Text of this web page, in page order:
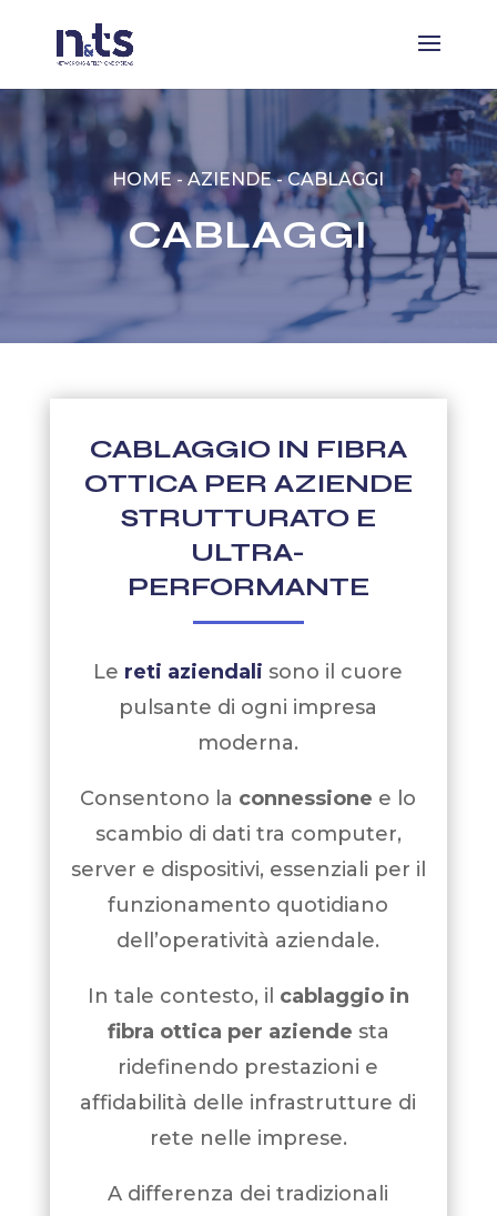
HOME-AZIENDE-CABLAGGI
CABLAGGI
CABLAGGIO IN FIBRA
OTTICA PER AZIENDE
STRUTTURATO E
ULTRA-
PERFORMANTE
Le reti aziendali sono il cuore
pulsante di ogni impresa
moderna.
Consentono la connessione e lo
scambio di dati tra computer,
server e dispositivi, essenziali per il
funzionamento quotidiano
dell’operatività aziendale.
In tale contesto, il cablaggio in
fibra ottica per aziende sta
ridefinendo prestazioni e
affidabilità delle infrastrutture di
rete nelle imprese.
A differenza dei tradizionali